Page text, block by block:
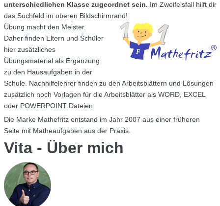
unterschiedlichen Klasse zugeordnet sein. Im Zweifelsfall hilft dir
das Suchfeld im oberen Bildschirmrand!
Übung macht den Meister.
Daher finden Eltern und Schüler
hier zusätzliches
Übungsmaterial als Ergänzung
zu den Hausaufgaben in der
Schule. Nachhilfelehrer finden zu den Arbeitsblättern und Lösungen
zusätzlich noch Vorlagen für die Arbeitsblätter als WORD, EXCEL
oder POWERPOINT Dateien.
Die Marke Mathefritz entstand im Jahr 2007 aus einer früheren
Seite mit Matheaufgaben aus der Praxis.
Vita - Über mich